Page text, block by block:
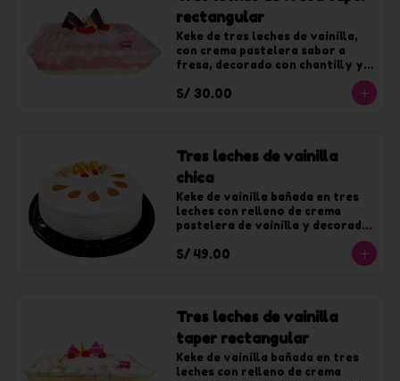
rectangular
Keke de tres leches de vainilla,
con crema pastelera sabor a
fresa, decorado con chantilly y
S/ 30.00
Tres leches de vainilla
chica
Keke de vainilla bañada en tres
leches con relleno de crema
pastelera de vainilla y decorado
con chantilly de vainilla. Para 10
tajadas
S/ 49.00
Tres leches de vainilla
taper rectangular
Keke de vainilla bañada en tres
leches con relleno de crema